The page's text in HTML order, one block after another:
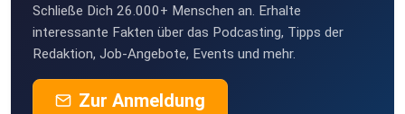
Schließe Dich 26.000+ Menschen an. Erhalte
interessante Fakten über das Podcasting, Tipps der
Redaktion, Job-Angebote, Events und mehr.
Zur Anmeldung